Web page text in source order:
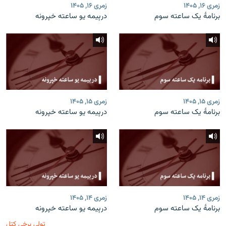
زمری ۱۶, ۱۴۰۵
برنامۀ یک ساعته سوم
زمری ۱۶, ۱۴۰۵
درېیمه یو ساعته خپرونه
زمری ۱۵, ۱۴۰۵
برنامۀ یک ساعته سوم
زمری ۱۵, ۱۴۰۵
درېیمه یو ساعته خپرونه
زمری ۱۴, ۱۴۰۵
برنامۀ یک ساعته سوم
زمری ۱۴, ۱۴۰۵
درېیمه یو ساعته خپرونه